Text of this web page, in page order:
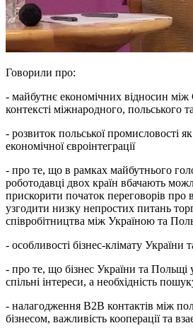
Говорили про:
- майбутнє економічних відносин
контексті міжнародного, польського
- розвиток польської промисловості
економічної євроінтеграції
- про те, що в рамках майбутнього
роботодавці двох країн вбачають
прискорити початок переговорів про
узгодити низку непростих питань
співробітництва між Україною та
- особливості бізнес-клімату України
- про те, що бізнес України та Польщі
спільні інтереси, а необхідність
- налагодження B2B контактів між
бізнесом, важливість кооперації та